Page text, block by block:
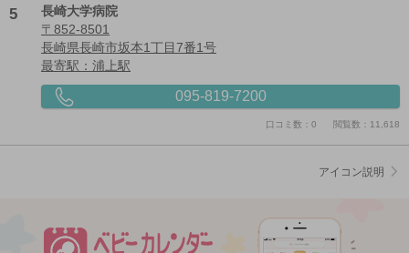
5
長崎大学病院
〒852-8501
長崎県長崎市坂本1丁目7番1号
最寄駅：浦上駅
095-819-7200
口コミ数：0 閲覧数：11,618
アイコン説明